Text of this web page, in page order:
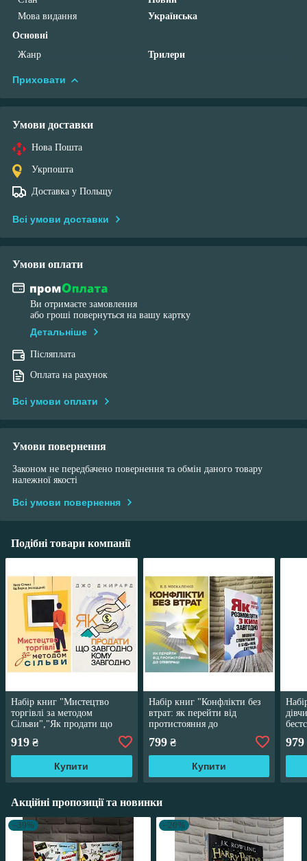
Мова видання
Українська
Основні
Жанр
Трилери
Приховати
Умови доставки
Нова Пошта
Укрпошта
Доставка у Польщу
Всі умови доставки
Умови оплати
Ви отримаєте замовлення
або гроші повернуться на вашу картку
Детальніше
Післяплата
Оплата на рахунок
Всі умови оплати
Умови повернення
Законом не передбачено повернення та обмін даного товару
належної якості
Всі умови повернення
Подібні товари компанії
Набір книг "Мистецтво
торгівлі за методом
Сільви","Як продати що
Джо Джирард
919 ₴
Купити
Набір книг "Конфлікти без
втрат: як перейти від
протистояння до
співпраці","Як розмовляти з
ким завгодно"
799₴
Купити
979
Акційні пропозиції та новинки
–39% –20%